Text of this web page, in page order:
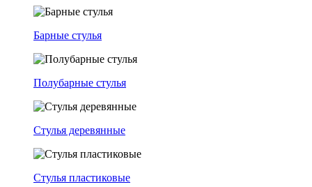
Барные стулья
Полубарные стулья
Стулья деревянные
Стулья пластиковые